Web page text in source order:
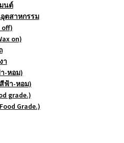
นต์
ตสาหกรรม
on)
า
-หอม)
สีฟ้า-หอม)
grade.)
Grade.)